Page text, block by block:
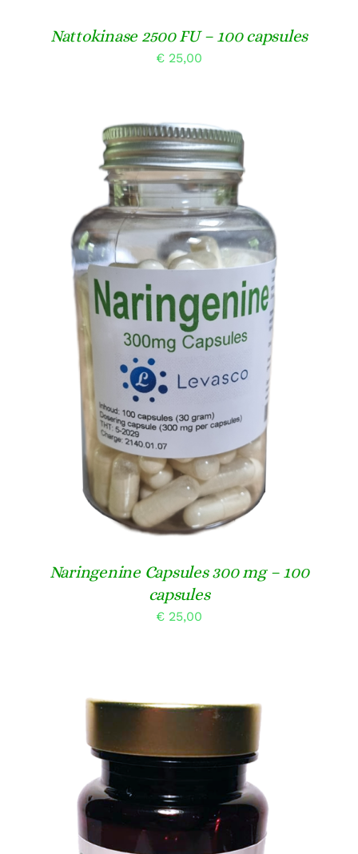
Nattokinase 2500 FU – 100 capsules
€ 25,00
TOEVOEGEN AAN WINKELWAGEN
/
DETAILS
Naringenine Capsules 300 mg – 100
capsules
€ 25,00